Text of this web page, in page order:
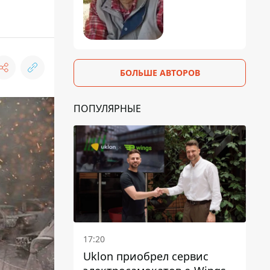
БОЛЬШЕ АВТОРОВ
ПОПУЛЯРНЫЕ
17:20
Uklon приобрел сервис